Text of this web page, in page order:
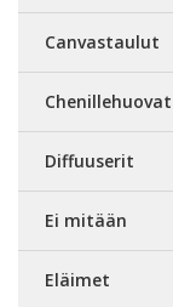
Canvastaulut
Chenillehuovat
Diffuuserit
Ei mitään
Eläimet